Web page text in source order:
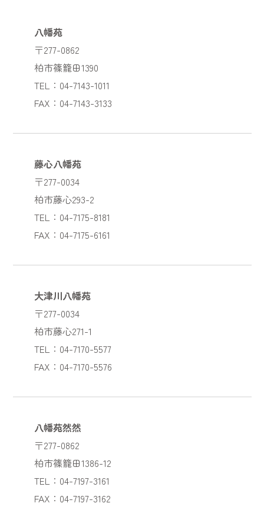
八幡苑
〒277-0862
柏市篠籠田1390
TEL：04-7143-1011
FAX：04-7143-3133
藤心八幡苑
〒277-0034
柏市藤心293-2
TEL：04-7175-8181
FAX：04-7175-6161
大津川八幡苑
〒277-0034
柏市藤心271-1
TEL：04-7170-5577
FAX：04-7170-5576
八幡苑然然
〒277-0862
柏市篠籠田1386-12
TEL：04-7197-3161
FAX：04-7197-3162